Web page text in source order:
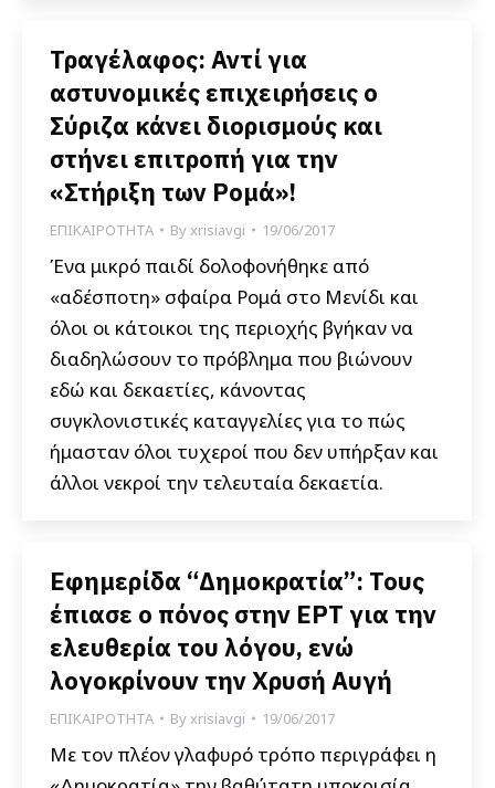
Τραγέλαφος: Αντί για
αστυνομικές επιχειρήσεις ο
Σύριζα κάνει διορισμούς και
στήνει επιτροπή για την
«Στήριξη των Ρομά»!
ΕΠΙΚΑΙΡΟΤΗΤΑ Byxrisiavgi 19/06/2017
Ένα μικρό παιδί δολοφονήθηκε από
«αδέσποτη» σφαίρα Ρομά στο Μενίδι και
όλοι οι κάτοικοι της περιοχής βγήκαν να
διαδηλώσουν το πρόβλημα που βιώνουν
εδώ και δεκαετίες, κάνοντας
συγκλονιστικές καταγγελίες για το πώς
ήμασταν όλοι τυχεροί που δεν υπήρξαν και
άλλοι νεκροί την τελευταία δεκαετία.
Εφημερίδα “Δημοκρατία”: Τους
έπιασε ο πόνος στην ΕΡΤ για την
ελευθερία του λόγου, ενώ
λογοκρίνουν την Χρυσή Αυγή
ΕΠΙΚΑΙΡΟΤΗΤΑ Byxrisiavgi 19/06/2017
Με τον πλέον γλαφυρό τρόπο περιγράφει η